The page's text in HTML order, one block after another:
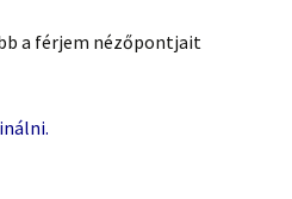
a férjem nézőpontjait